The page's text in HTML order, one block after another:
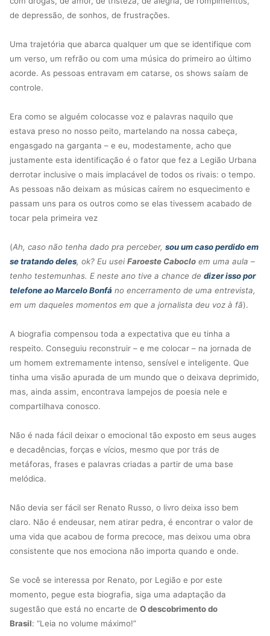
de depressão, de sonhos, de frustrações.
Uma trajetória que abarca qualquer um que se identifique com
um verso, um refrão ou com uma música do primeiro ao último
acorde. As pessoas entravam em catarse, os shows saíam de
controle.
Era como se alguém colocasse voz e palavras naquilo que
estava preso no nosso peito, martelando na nossa cabeça,
engasgado na garganta – e eu, modestamente, acho que
justamente esta identificação é o fator que fez a Legião Urbana
derrotar inclusive o mais implacável de todos os rivais: o tempo.
As pessoas não deixam as músicas caírem no esquecimento e
passam uns para os outros como se elas tivessem acabado de
tocar pela primeira vez
(Ah, caso não tenha dado pra perceber, sou um caso perdido em
se tratando deles, ok? Eu useiFaroeste Caboclo em uma aula –
tenho testemunhas. E neste ano tive a chance de dizer isso por
telefone ao Marcelo Bonfá no encerramento de uma entrevista,
em um daqueles momentos em que a jornalista deu voz à fã).
A biografia compensou toda a expectativa que eu tinha a
respeito. Conseguiu reconstruir – e me colocar – na jornada de
um homem extremamente intenso, sensível e inteligente. Que
tinha uma visão apurada de um mundo que o deixava deprimido,
mas, ainda assim, encontrava lampejos de poesia nele e
compartilhava conosco.
Não é nada fácil deixar o emocional tão exposto em seus auges
e decadências, forças e vícios, mesmo que por trás de
metáforas, frases e palavras criadas a partir de uma base
melódica.
Não devia ser fácil ser Renato Russo, o livro deixa isso bem
claro. Não é endeusar, nem atirar pedra, é encontrar o valor de
uma vida que acabou de forma precoce, mas deixou uma obra
consistente que nos emociona não importa quando e onde.
Se você se interessa por Renato, por Legião e por este
momento, pegue esta biografia, siga uma adaptação da
sugestão que está no encarte de O descobrimento do
Brasil: “Leia no volume máximo!”